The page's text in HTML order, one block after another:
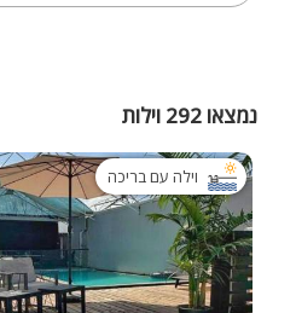
נמצאו 292 וילות
וילה עם בריכה